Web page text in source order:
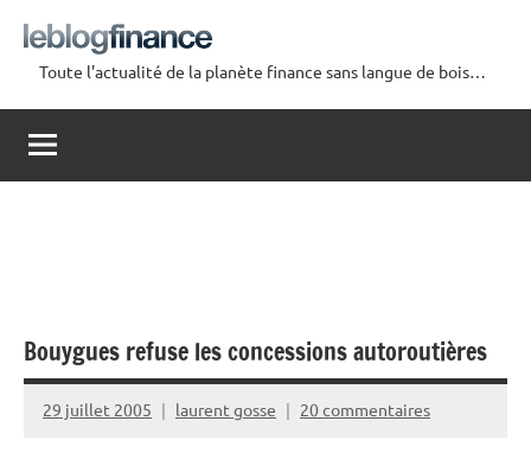
contenu
Le
Blog
Finance
Toute l'actualité de la planète finance sans langue de bois…
Bouygues refuse les concessions autoroutières
29 juillet 2005 laurent gosse 20 commentaires